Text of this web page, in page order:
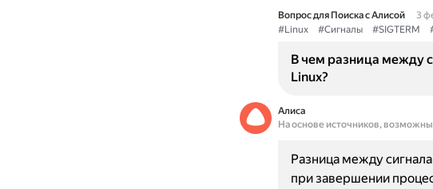
Вопрос для Поиска с Алисой
3
#Linux
#Сигналы #SIGTERM
В чем разница между
Linux?
Алиса
На основе источников,
Разница между
при завершении